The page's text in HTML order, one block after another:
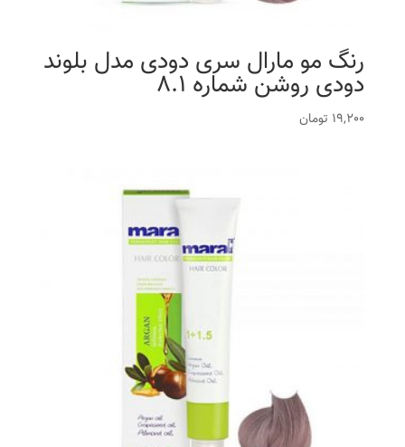
رنگ مو مارال سری دودی مدل بلوند
دودی روشن شماره 8.1
19,200 تومان